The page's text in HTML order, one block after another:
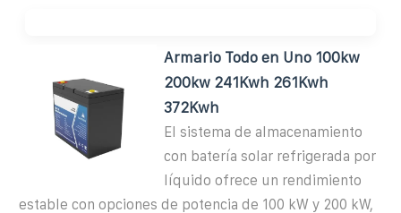
Armario Todo en Uno 100kw
200kw 241Kwh 261Kwh
372Kwh
El sistema de almacenamiento
con batería solar refrigerada por
líquido ofrece un rendimiento
estable con opciones de potencia de 100 kW y 200 kW,